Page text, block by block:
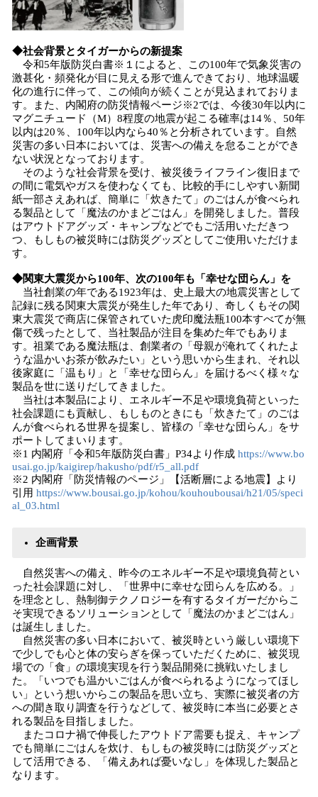
◆社会背景とタイガーからの新提案
令和5年版防災白書※１によると、この100年で気象災害の
激甚化・頻発化が目に見える形で進んできており、地球温暖
化の進行に伴って、この傾向が続くことが見込まれておりま
す。また、内閣府の防災情報ページ※2では、今後30年以内に
マグニチュード（M）8程度の地震が起こる確率は14％、50年
以内は20％、100年以内なら40％と分析されています。自然
災害の多い日本においては、災害への備えを怠ることができ
ない状況となっております。
そのような社会背景を受け、被災後ライフライン復旧まで
の間に電気やガスを使わなくても、比較的手にしやすい新聞
紙一部さえあれば、簡単に「炊きたて」のごはんが食べられ
る製品として「魔法のかまどごはん」を開発しました。普段
はアウトドアグッズ・キャンプなどでもご活用いただきつ
つ、もしもの被災時には防災グッズとしてご使用いただけま
す。
◆関東大震災から100年、次の100年も「幸せな団らん」を
当社創業の年である1923年は、史上最大の地震災害として
記録に残る関東大震災が発生した年であり、奇しくもその関
東大震災で商店に保管されていた虎印魔法瓶100本すべてが無
傷で残ったとして、当社製品が注目を集めた年でもありま
す。祖業である魔法瓶は、創業者の「母親が淹れてくれたよ
うな温かいお茶が飲みたい」という思いから生まれ、それ以
後家庭に「温もり」と「幸せな団らん」を届けるべく様々な
製品を世に送りだしてきました。
当社は本製品により、エネルギー不足や環境負荷といった
社会課題にも貢献し、もしものときにも「炊きたて」のごは
んが食べられる世界を提案し、皆様の「幸せな団らん」をサ
ポートしてまいります。
※1 内閣府「令和5年版防災白書」P34より作成 https://www.bo
usai.go.jp/kaigirep/hakusho/pdf/r5_all.pdf
※2 内閣府「防災情報のページ」【活断層による地震】より
引用 https://www.bousai.go.jp/kohou/kouhoubousai/h21/05/speci
al_03.html
企画背景
自然災害への備え、昨今のエネルギー不足や環境負荷とい
った社会課題に対し、「世界中に幸せな団らんを広める。」
を理念とし、熱制御テクノロジーを有するタイガーだからこ
そ実現できるソリューションとして「魔法のかまどごはん」
は誕生しました。
自然災害の多い日本において、被災時という厳しい環境下
で少しでも心と体の安らぎを保っていただくために、被災現
場での「食」の環境実現を行う製品開発に挑戦いたしまし
た。「いつでも温かいごはんが食べられるようになってほし
い」という想いからこの製品を思い立ち、実際に被災者の方
への聞き取り調査を行うなどして、被災時に本当に必要とさ
れる製品を目指しました。
またコロナ禍で伸長したアウトドア需要も捉え、キャンプ
でも簡単にごはんを炊け、もしもの被災時には防災グッズと
して活用できる、「備えあれば憂いなし」を体現した製品と
なります。